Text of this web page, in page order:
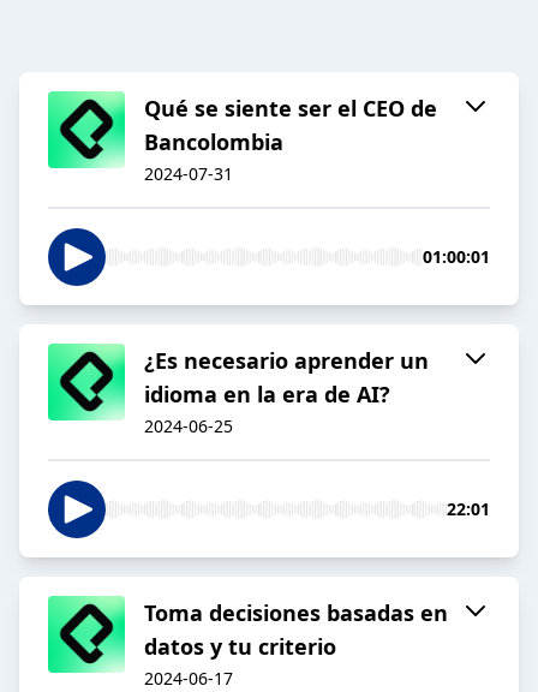
Qué se siente ser el CEO de
Bancolombia
2024-07-31
01:00:01
¿Es necesario aprender un
idioma en la era de AI?
2024-06-25
22:01
Toma decisiones basadas en
datos y tu criterio
2024-06-17